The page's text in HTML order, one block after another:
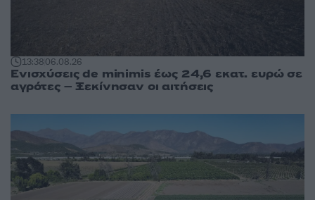
13:3806.08.26
Ενισχύσεις de minimis έως 24,6 εκατ. ευρώ σε
αγρότες – Ξεκίνησαν οι αιτήσεις